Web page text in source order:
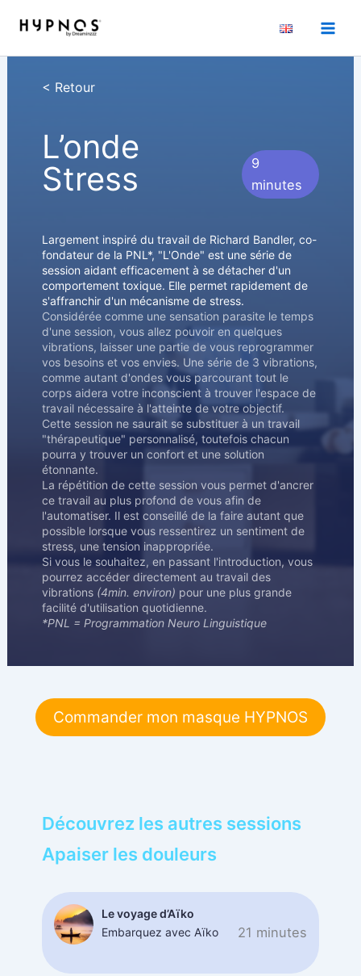
contenu
< Retour
L’onde
Stress
9
minutes
Largement inspiré du travail de Richard Bandler, co-
fondateur de la PNL*, "L'Onde" est une série de
session aidant efficacement à se détacher d'un
comportement toxique. Elle permet rapidement de
s'affranchir d'un mécanisme de stress.
Considérée comme une sensation parasite le temps
d'une session, vous allez pouvoir en quelques
vibrations, laisser une partie de vous reprogrammer
vos besoins et vos envies. Une série de 3 vibrations,
comme autant d'ondes vous parcourant tout le
corps aidera votre inconscient à trouver l'espace de
travail nécessaire à l'atteinte de votre objectif.
Cette session ne saurait se substituer à un travail
"thérapeutique" personnalisé, toutefois chacun
pourra y trouver un confort et une solution
étonnante.
La répétition de cette session vous permet d'ancrer
ce travail au plus profond de vous afin de
l'automatiser. Il est conseillé de la faire autant que
possible lorsque vous ressentirez un sentiment de
stress, une tension inappropriée.
Si vous le souhaitez, en passant l'introduction, vous
pourrez accéder directement au travail des
vibrations (4min. environ) pour une plus grande
facilité d'utilisation quotidienne.
*PNL = Programmation Neuro Linguistique
Commander mon masque HYPNOS
Découvrez les autres sessions
Apaiser les douleurs
Le voyage d’Aïko
Embarquez avec Aïko
21 minutes